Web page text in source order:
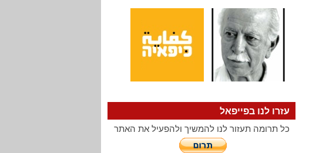
עזרו לנו בפייפאל
כל תרומה תעזור לנו להמשיך ולהפעיל את האתר